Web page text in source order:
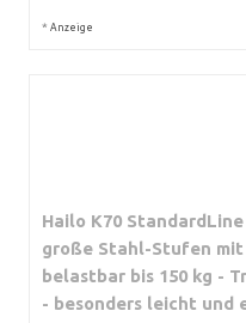
* Anzeige
Hailo K70
große Stahl-Stufen
belastbar bis 150 kg -
- besonders leicht und